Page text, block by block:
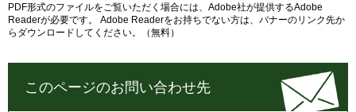
PDF形式のファイルをご覧いただく場合には、Adobe社が提供するAdobe
Readerが必要です。
Adobe Readerをお持ちでない方は、バナーのリンク先か
らダウンロードしてください。（無料）
このページのお問い合わせ先